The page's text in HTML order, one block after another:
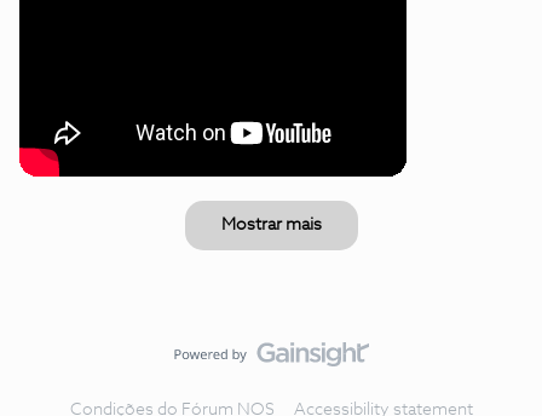
Mostrar mais
Condições do Fórum NOS Accessibility statement